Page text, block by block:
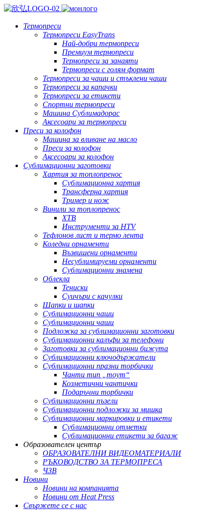
Термопреси
Термопреси EasyTrans
Най-добри термопреси
Премиум термопреси
Термопреси за занаяти
Термопреси с голям формат
Термопреси за чаши и стъклени чаши
Термопреси за капачки
Термопреси за етикети
Спортни термопреси
Машина Сублимадорас
Аксесоари за термопреси
Преси за колофон
Машина за вливане на масло
Преси за колофон
Аксесоари за колофон
Сублимационни заготовки
Хартия за топлопренос
Сублимационна хартия
Трансферна хартия
Тример и нож
Винили за топлопренос
ХТВ
Инструменти за HTV
Тефлонов лист и термо лента
Коледни орнаменти
Възвишени орнаменти
Несублимируеми орнаменти
Сублимационни знамена
Облекла
Тениски
Суичъри с качулки
Шапки и шапки
Сублимационни чаши
Сублимационни чаши
Подложка за сублимационни заготовки
Сублимационни калъфи за телефони
Заготовки за сублимационни бижута
Сублимационни ключодържатели
Сублимационни празни торбички
Чанти тип „тоут“
Козметични чантички
Подаръчни торбички
Сублимационни пъзели
Сублимационни подложки за мишка
Сублимационни маркировки и етикети
Сублимационни отметки
Сублимационни етикети за багаж
Образователен център
ОБРАЗОВАТЕЛНИ ВИДЕОМАТЕРИАЛИ
РЪКОВОДСТВО ЗА ТЕРМОПРЕСА
ЧЗВ
Новини
Новини на компанията
Новини от Heat Press
Свържете се с нас